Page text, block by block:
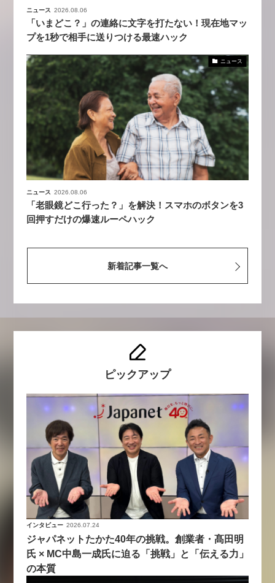
ニュース 2026.08.06
「いまどこ？」の連絡に文字を打たない！現在地マッ
プを1秒で相手に送りつける最速ハック
ニュース
ニュース 2026.08.06
「老眼鏡どこ行った？」を解決！スマホのボタンを3
回押すだけの爆速ルーペハック
新着記事一覧へ
ピックアップ
インタビュー 2026.07.24
ジャパネットたかた40年の挑戦。創業者・髙田明
氏 × MC中島一成氏に迫る「挑戦」と「伝える力」
の本質